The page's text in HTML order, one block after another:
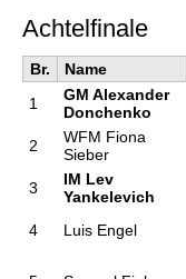
Achtelfinale
Br. Name
1
GM Alexander
Donchenko
2
WFM Fiona
Sieber
3
IM Lev
Yankelevich
4 Luis Engel